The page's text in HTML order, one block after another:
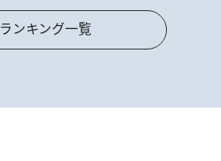
ランキング一覧